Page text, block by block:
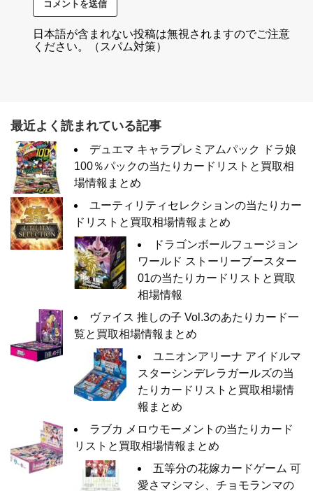
日本語が含まれない投稿は無視されますのでご注意
ください。（スパム対策）
最近よく読まれている記事
デュエマ キャラプレミアムパック ドラ娘
100％パックの当たりカードリストと買取相
場情報まとめ
ユーティリティセレクションの当たりカー
ドリストと買取相場情報まとめ
ドラゴンボールフュージョン
ワールド ストーリーブースター
01の当たりカードリストと買取
相場情報
ヴァイス 推しの子 Vol.3のあたりカード一
覧と買取相場情報まとめ
ユニオンアリーナ アイドルマ
スターシンデレラガールズの当
たりカードリストと買取相場情
報まとめ
ラブカ メロウモーメントの当たりカード
リストと買取相場情報まとめ
五等分の花嫁カードゲーム 可
愛さマシマシ、チョモランマの